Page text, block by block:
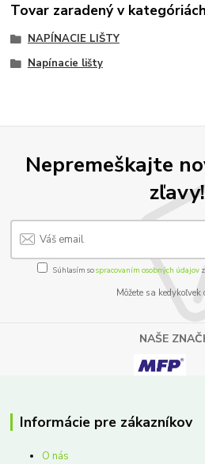
Tovar zaradený v kategóriách
NAPÍNACIE LIŠTY
Napínacie lišty
Nepremeškajte
zľavy!
Súhlasím sospracovaním osobných údajov
Môžete sa
NAŠE
Informácie pre zákazníkov
O nás